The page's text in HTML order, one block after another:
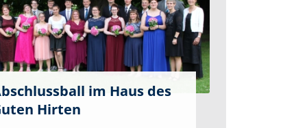
im Haus des
Hirten